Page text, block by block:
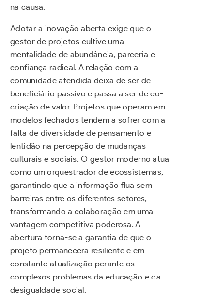
na causa.
Adotar a inovação aberta exige que o
gestor de projetos cultive uma
mentalidade de abundância, parceria e
confiança radical. A relação com a
comunidade atendida deixa de ser de
beneficiário passivo e passa a ser de co-
criação de valor. Projetos que operam em
modelos fechados tendem a sofrer com a
falta de diversidade de pensamento e
lentidão na percepção de mudanças
culturais e sociais. O gestor moderno atua
como um orquestrador de ecossistemas,
garantindo que a informação flua sem
barreiras entre os diferentes setores,
transformando a colaboração em uma
vantagem competitiva poderosa. A
abertura torna-se a garantia de que o
projeto permanecerá resiliente e em
constante atualização perante os
complexos problemas da educação e da
desigualdade social.